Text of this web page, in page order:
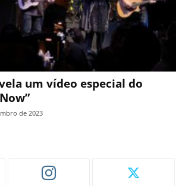
um vídeo especial do
de 2023